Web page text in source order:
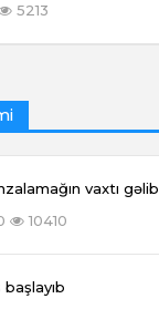
5213
vaxtı gəlib
10410